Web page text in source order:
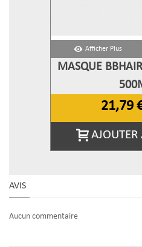
Afficher Plus
MASQUE
21,79
AJOUTER
AVIS
Aucun commentaire